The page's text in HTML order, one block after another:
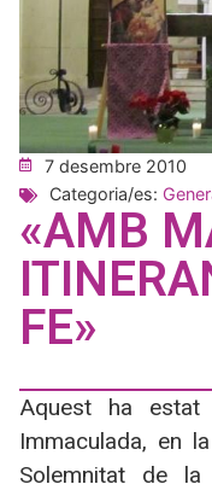
7 desembre 2010
Categoria/es:
«AMB
FE»
Aquest ha
Immaculada, en
Solemnitat de la